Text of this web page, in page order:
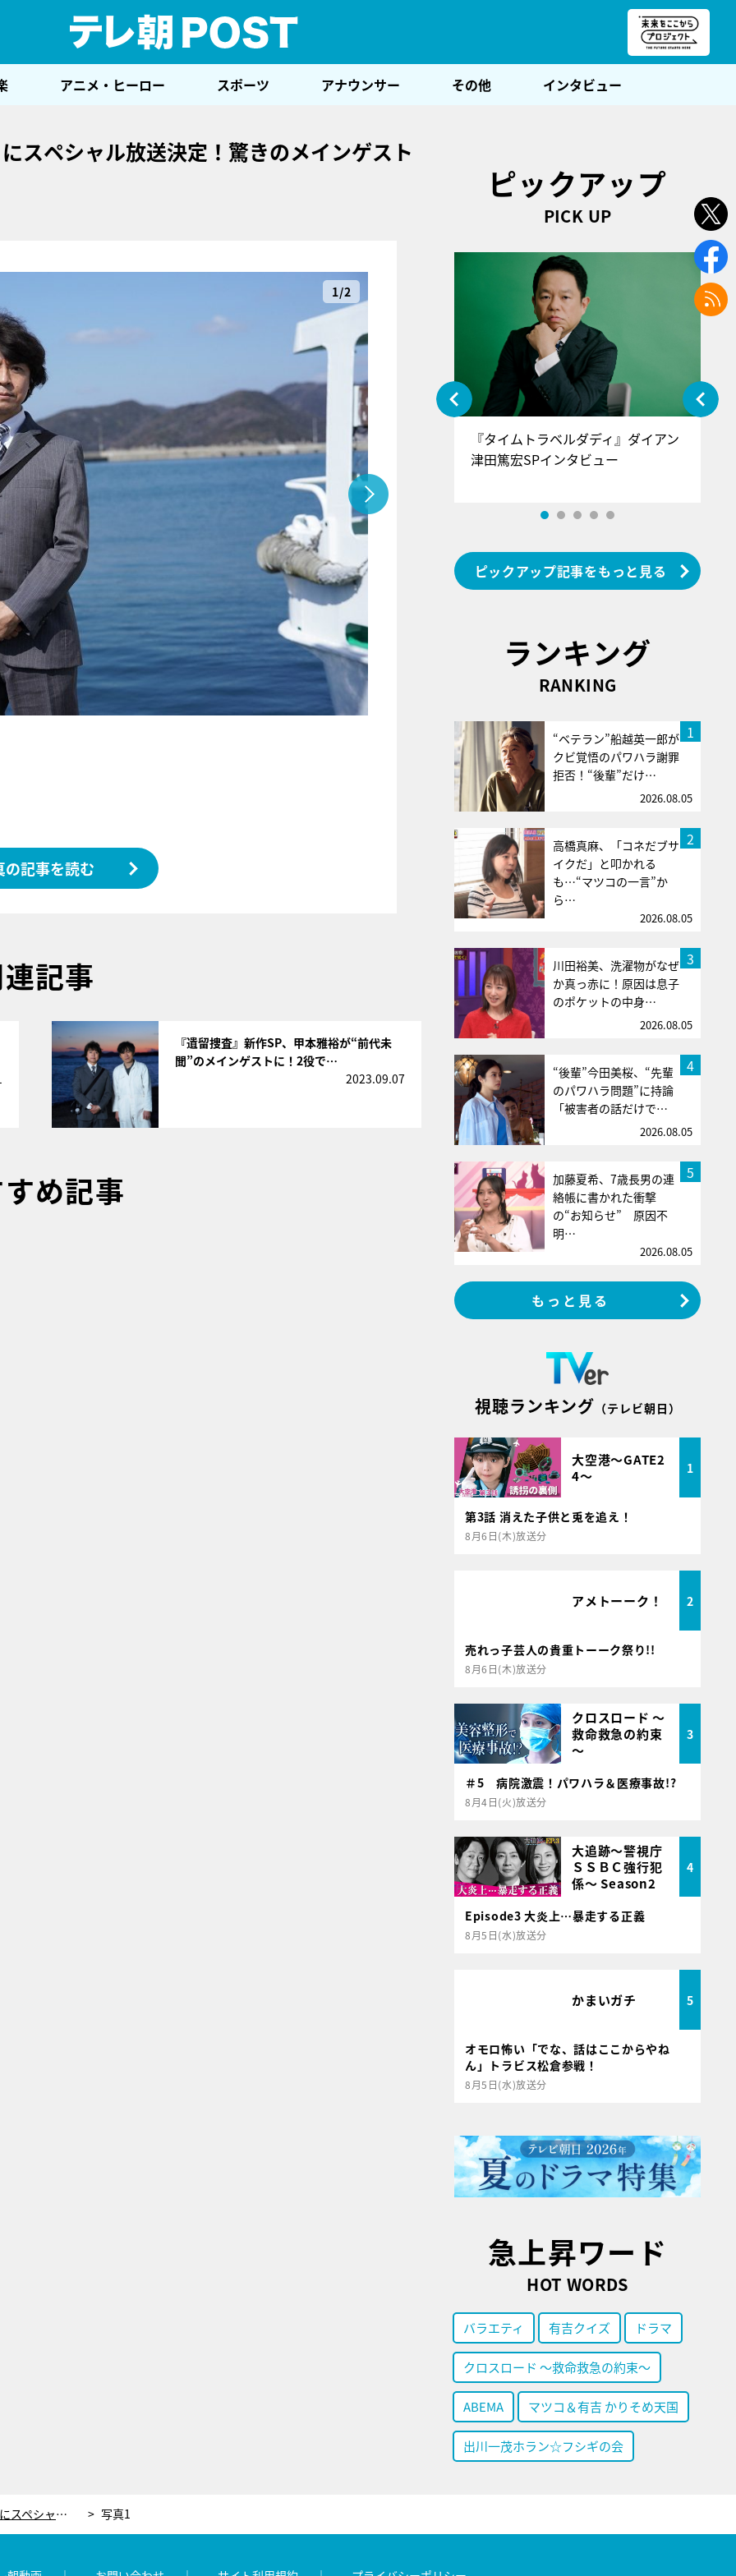
アニメ・ヒーロー スポーツ アナウンサー その他 インタビュー
スペシャル放送決定！驚きのメインゲスト
1/2
の記事を読む
記事
『遺留捜査』新作SP、甲本雅裕が“前代未
聞”のメインゲストに！2役で…
2023.09.07
め記事
ピックアップ
PICK UP
『アイ＝ラブ！げーみんぐ』＝LOV
E齋藤樹愛羅＆佐々木舞香SPインタ
『タイムトラベルダディ』ダイアン
津田篤宏SPインタビュー
ピックアップ記事をもっと見る
ランキング
RANKING
1
“ベテラン”船越英一郎が
クビ覚悟のパワハラ謝罪
拒否！“後輩”だけ…
2026.08.05
2
高橋真麻、「コネだブサ
イクだ」と叩かれる
も…“マツコの一言”か
ら…
2026.08.05
3
川田裕美、洗濯物がなぜ
か真っ赤に！原因は息子
のポケットの中身…
2026.08.05
4
“後輩”今田美桜、“先輩
のパワハラ問題”に持論
「被害者の話だけで…
2026.08.05
5
加藤夏希、7歳長男の連
絡帳に書かれた衝撃
の“お知らせ” 原因不
明…
2026.08.05
もっと見る
視聴ランキング （テレビ朝日）
大空港～GATE2
4～
1
第3話 消えた子供と兎を追え！
8月6日(木)放送分
アメトーーク！ 2
売れっ子芸人の貴重トーーク祭り!!
8月6日(木)放送分
クロスロード ～
救命救急の約束
～
3
＃5 病院激震！パワハラ＆医療事故!?
8月4日(火)放送分
大追跡～警視庁
ＳＳＢＣ強行犯
係～ Season2
4
Episode3 大炎上…暴走する正義
8月5日(水)放送分
かまいガチ 5
オモロ怖い「でな、話はここからやね
ん」トラビス松倉参戦！
8月5日(水)放送分
急上昇ワード
HOT WORDS
バラエティ 有吉クイズ ドラマ
クロスロード ～救命救急の約束～
ABEMA マツコ＆有吉 かりそめ天国
出川一茂ホラン☆フシギの会
上川隆也主演『遺留捜査』、9月にスペシャル放送決定！驚きのメインゲストも 写真1